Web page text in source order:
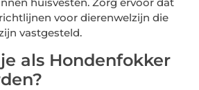
huisvesten. Zorg ervoor dat
voor dierenwelzijn die
vastgesteld.
als Hondenfokker